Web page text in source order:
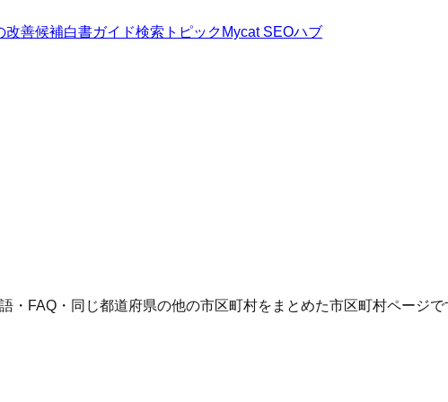
改善候補白書ガイド検索トピック Mycat SEOハブ
・FAQ・同じ都道府県の他の市区町村をまとめた市区町村ページで